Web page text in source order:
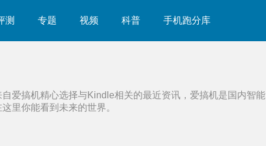
测 专题 视频 科普 手机跑分库
爱搞机精心选择与 Kindle相关的最近资讯，爱搞机是国内智能
里你能看到未来的世界。